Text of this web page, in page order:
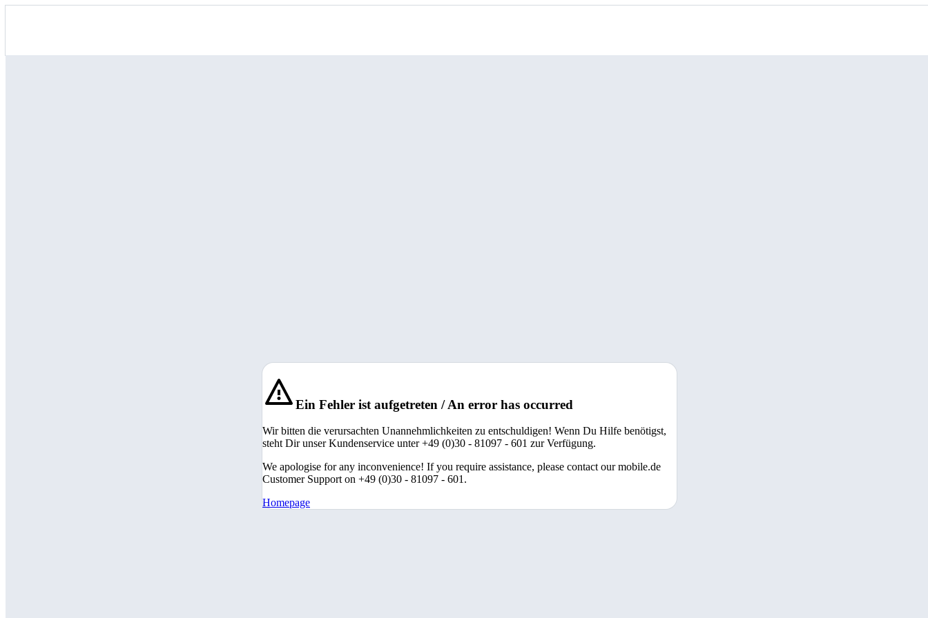
Ein Fehler ist aufgetreten / An error has occurred
Wir bitten die verursachten Unannehmlichkeiten zu entschuldigen! Wenn Du Hilfe benötigst,
steht Dir unser Kundenservice unter +49 (0)30 - 81097 - 601 zur Verfügung.
We apologise for any inconvenience! If you require assistance, please contact our mobile.de
Customer Support on +49 (0)30 - 81097 - 601.
Homepage